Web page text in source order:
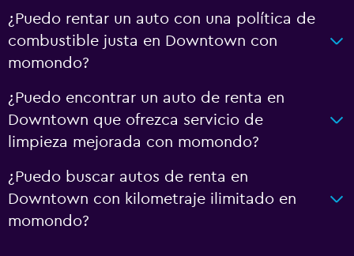
¿Puedo rentar un auto con una política de
combustible justa en Downtown con
momondo?
¿Puedo encontrar un auto de renta en
Downtown que ofrezca servicio de
limpieza mejorada con momondo?
¿Puedo buscar autos de renta en
Downtown con kilometraje ilimitado en
momondo?